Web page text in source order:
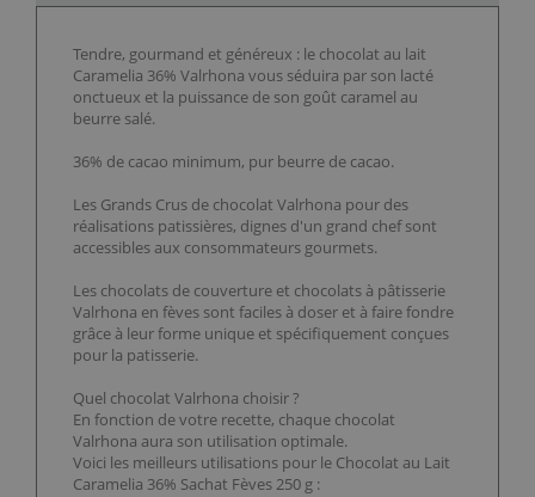
Tendre, gourmand et généreux : le chocolat au lait
Caramelia 36% Valrhona vous séduira par son lacté
onctueux et la puissance de son goût caramel au
beurre salé.
36% de cacao minimum, pur beurre de cacao.
Les Grands Crus de chocolat Valrhona pour des
réalisations patissières, dignes d'un grand chef sont
accessibles aux consommateurs gourmets.
Les chocolats de couverture et chocolats à pâtisserie
Valrhona en fèves sont faciles à doser et à faire fondre
grâce à leur forme unique et spécifiquement conçues
pour la patisserie.
Quel chocolat Valrhona choisir ?
En fonction de votre recette, chaque chocolat
Valrhona aura son utilisation optimale.
Voici les meilleurs utilisations pour le Chocolat au Lait
Caramelia 36% Sachat Fèves 250 g :